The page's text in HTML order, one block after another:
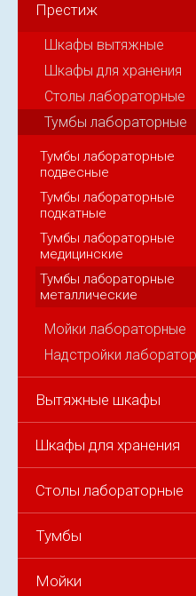
Престиж
Шкафы вытяжные
Шкафы для хранения
Столы лабораторные
Тумбы лабораторные
Тумбы лабораторные
подвесные
Тумбы лабораторные
подкатные
Тумбы лабораторные
медицинские
Тумбы лабораторные
металлические
Мойки лабораторные
Надстройки
Вытяжные шкафы
Шкафы для хранения
Столы лабораторные
Тумбы
Мойки